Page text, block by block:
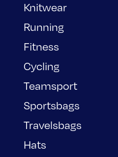
Knitwear
Running
Fitness
Cycling
Teamsport
Sportsbags
Travelsbags
Hats